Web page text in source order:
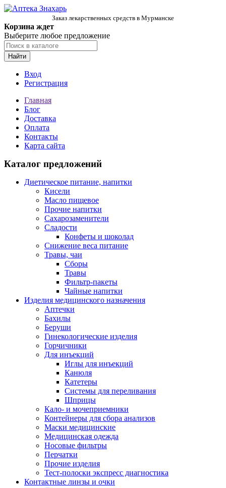
Заказ лекарственных средств в Мурманске
Корзина ждет
Выберите любое предложение
Найти
Вход
Регистрация
Главная
Блог
Доставка
Оплата
Контакты
Карта сайта
Каталог предложений
Диетическое питание, напитки
Кисели
Масло пищевое
Прочие напитки
Сахарозаменители
Сладости
Конфеты и шоколад
Снижение веса питание
Травы, чаи
Сборы
Травы
Фильтр-пакеты
Чайные напитки
Изделия медицинского назначения
Аптечки
Бахилы
Беруши
Гинекологические изделия
Горчичники
Для инъекций
Иглы для инъекций
Канюля
Катетеры
Системы для переливания
Шприцы
Кало- и мочеприемники
Контейнеры для сбора анализов
Маски медицинские
Медицинская одежда
Носовые фильтры
Перчатки
Прочие изделия
Тест-полоски экспресс диагностика
Контактные линзы и очки